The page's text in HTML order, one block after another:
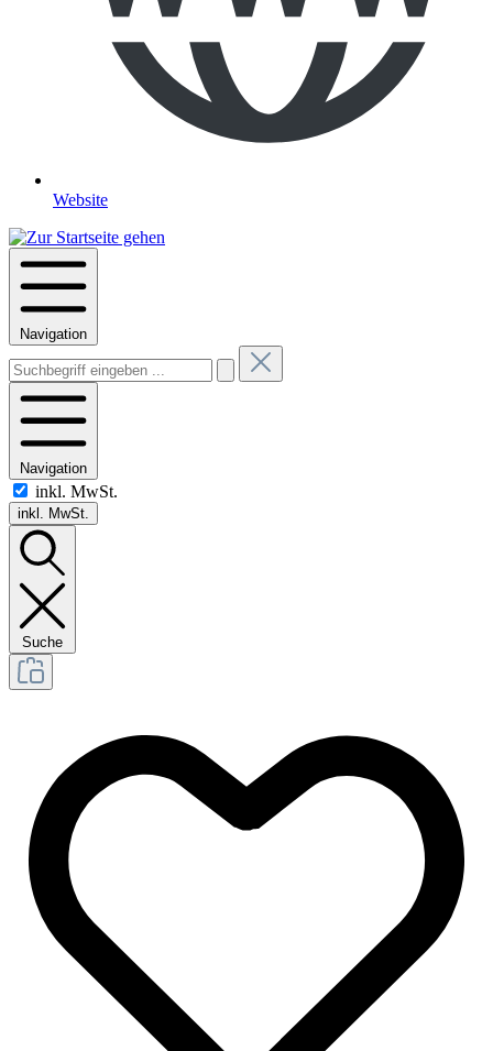
Website
Navigation
Navigation
inkl. MwSt.
inkl. MwSt.
Suche